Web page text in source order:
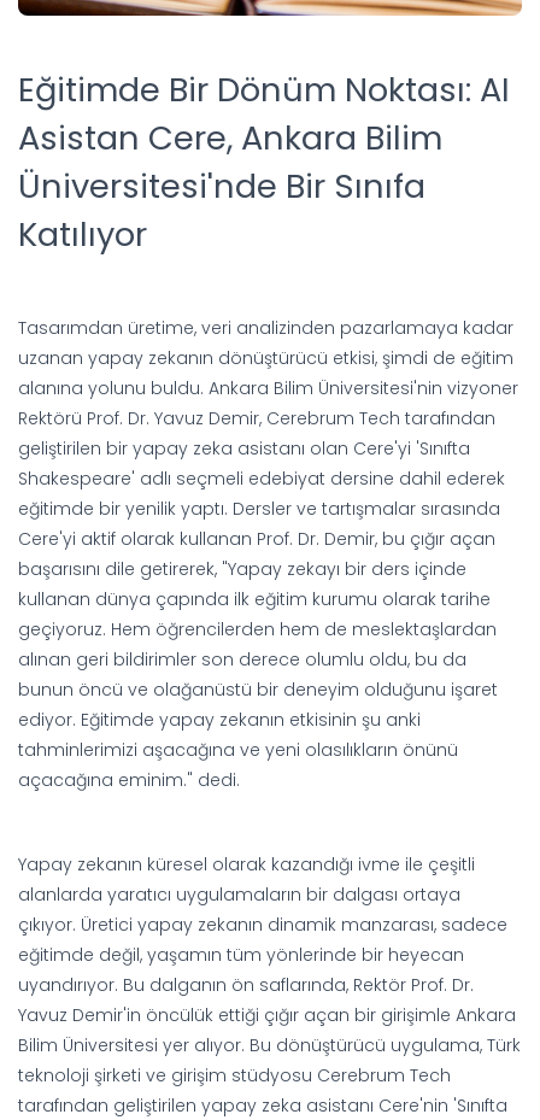
Eğitimde Bir Dönüm Noktası: AI
Asistan Cere, Ankara Bilim
Üniversitesi'nde Bir Sınıfa
Katılıyor
Tasarımdan üretime, veri analizinden pazarlamaya kadar
uzanan yapay zekanın dönüştürücü etkisi, şimdi de eğitim
alanına yolunu buldu. Ankara Bilim Üniversitesi'nin vizyoner
Rektörü Prof. Dr. Yavuz Demir, Cerebrum Tech tarafından
geliştirilen bir yapay zeka asistanı olan Cere'yi 'Sınıfta
Shakespeare' adlı seçmeli edebiyat dersine dahil ederek
eğitimde bir yenilik yaptı. Dersler ve tartışmalar sırasında
Cere'yi aktif olarak kullanan Prof. Dr. Demir, bu çığır açan
başarısını dile getirerek, "Yapay zekayı bir ders içinde
kullanan dünya çapında ilk eğitim kurumu olarak tarihe
geçiyoruz. Hem öğrencilerden hem de meslektaşlardan
alınan geri bildirimler son derece olumlu oldu, bu da
bunun öncü ve olağanüstü bir deneyim olduğunu işaret
ediyor. Eğitimde yapay zekanın etkisinin şu anki
tahminlerimizi aşacağına ve yeni olasılıkların önünü
açacağına eminim." dedi.
Yapay zekanın küresel olarak kazandığı ivme ile çeşitli
alanlarda yaratıcı uygulamaların bir dalgası ortaya
çıkıyor. Üretici yapay zekanın dinamik manzarası, sadece
eğitimde değil, yaşamın tüm yönlerinde bir heyecan
uyandırıyor. Bu dalganın ön saflarında, Rektör Prof. Dr.
Yavuz Demir'in öncülük ettiği çığır açan bir girişimle Ankara
Bilim Üniversitesi yer alıyor. Bu dönüştürücü uygulama, Türk
teknoloji şirketi ve girişim stüdyosu Cerebrum Tech
tarafından geliştirilen yapay zeka asistanı Cere'nin 'Sınıfta